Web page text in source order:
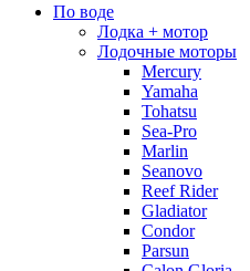
По воде
Лодка + мотор
Лодочные моторы
Mercury
Yamaha
Tohatsu
Sea-Pro
Marlin
Seanovo
Reef Rider
Gladiator
Condor
Parsun